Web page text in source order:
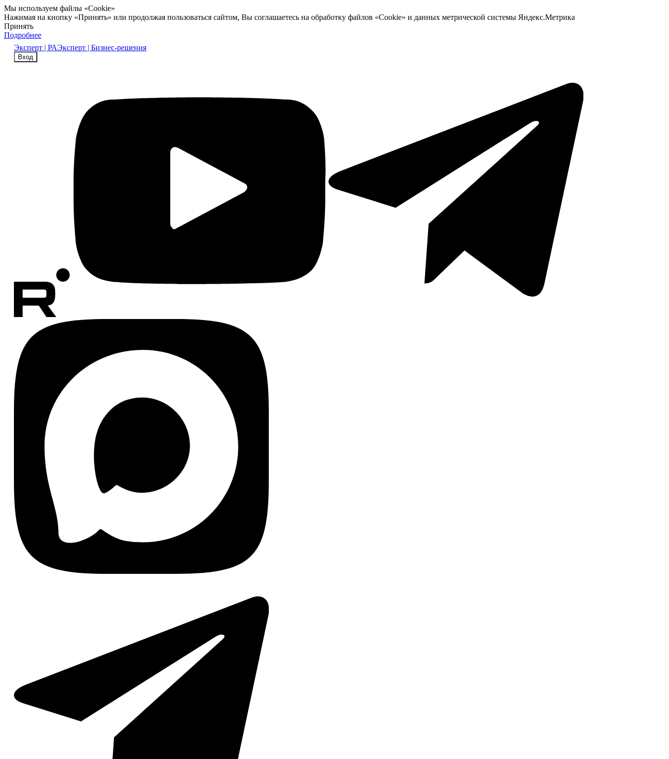
Мы используем файлы «Cookie»
Нажимая на кнопку «Принять» или продолжая пользоваться сайтом, Вы соглашаетесь на обработку файлов «Cookie» и данных метрической системы Яндекс.Метрика
Принять
Подробнее
Эксперт | РАЭксперт | Бизнес-решения
Вход